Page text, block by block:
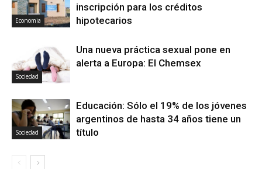
Economia
inscripción para los créditos
hipotecarios
Sociedad
Una nueva práctica sexual pone en
alerta a Europa: El Chemsex
Sociedad
Educación: Sólo el 19% de los jóvenes
argentinos de hasta 34 años tiene un
título